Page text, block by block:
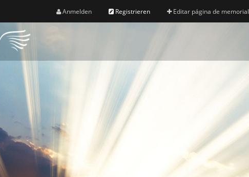
Anmelden Registrieren Editar página de memorial